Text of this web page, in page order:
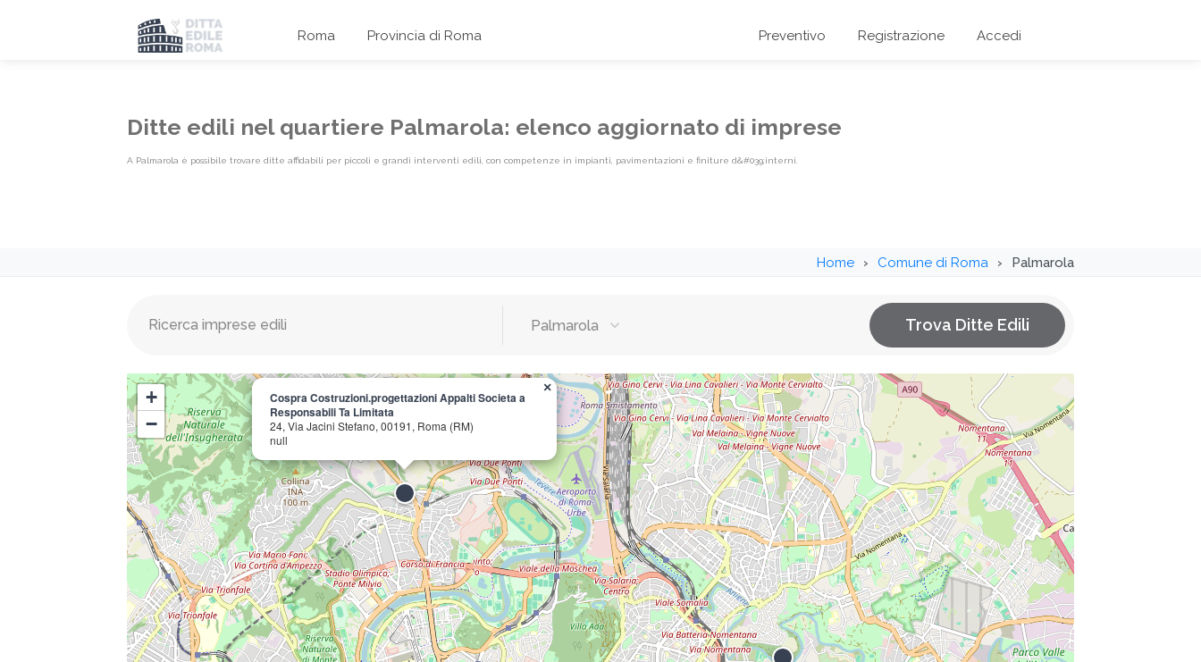
Roma Provincia di Roma Preventivo Registrazione Accedi
Ditte edili nel quartiere Palmarola: elenco aggiornato di imprese
A Palmarola è possibile trovare ditte affidabili per piccoli e grandi interventi edili, con competenze in impianti, pavimentazioni e finiture d&#039;interni.
Home Comune di Roma Palmarola
Palmarola Trova Ditte Edili
Cospra Costruzioni.progettazioni Appalti Societa a
Responsabili Ta Limitata
24, Via Jacini Stefano, 00191, Roma (RM)
null
×
+
−